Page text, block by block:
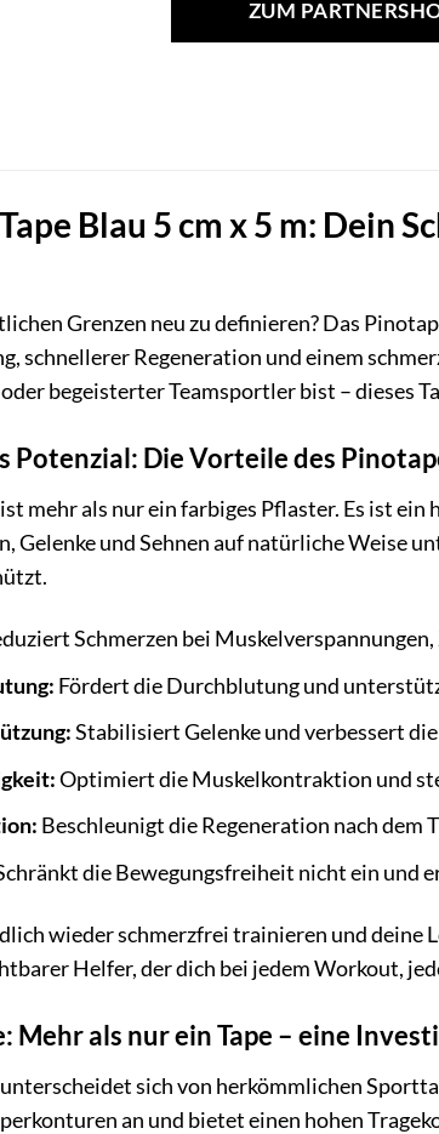
ZUM
Blau 5 cm x 5 m: Dein
Grenzen neu zu definieren? Das
schnellerer Regeneration und einem
begeisterter Teamsportler bist – dieses
Potenzial: Die Vorteile des
mehr als nur ein farbiges Pflaster. Es ist
Gelenke und Sehnen auf natürliche Weise
Schmerzen bei
Fördert die Durchblutung und
Stabilisiert Gelenke und verbessert
Optimiert die Muskelkontraktion und
Beschleunigt die Regeneration nach dem
die Bewegungsfreiheit nicht ein und
wieder schmerzfrei trainieren und deine
Helfer, der dich bei jedem Workout,
Mehr als nur ein Tape – eine
sich von herkömmlichen
an und bietet einen hohen